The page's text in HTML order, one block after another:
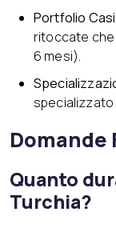
Portfolio
ritoccate
6 mesi).
Quanto
Turchia?